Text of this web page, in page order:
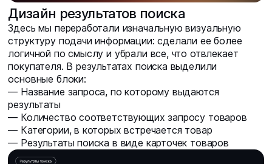
Дизайн результатов поиска
Здесь мы переработали изначальную визуальную
структуру подачи информации: сделали ее более
логичной по смыслу и убрали все, что отвлекает
покупателя. В результатах поиска выделили
основные блоки:
— Название запроса, по которому выдаются
результаты
— Количество соответствующих запросу товаров
— Категории, в которых встречается товар
— Результаты поиска в виде карточек товаров